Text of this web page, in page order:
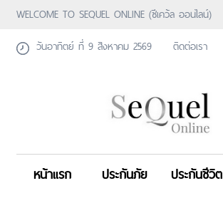
WELCOME TO SEQUEL ONLINE (ซีเคว้ล ออนไลน์)
วันอาทิตย์ ที่ 9 สิงหาคม 2569
ติดต่อเรา
หน้าแรก ประกันภัย ประกันชีวิต